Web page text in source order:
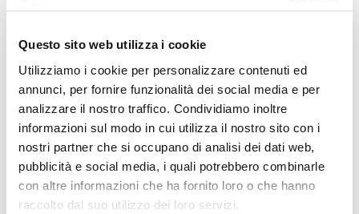
Questo sito web utilizza i cookie
Utilizziamo i cookie per personalizzare contenuti ed
annunci, per fornire funzionalità dei social media e per
analizzare il nostro traffico. Condividiamo inoltre
informazioni sul modo in cui utilizza il nostro sito con i
nostri partner che si occupano di analisi dei dati web,
pubblicità e social media, i quali potrebbero combinarle
con altre informazioni che ha fornito loro o che hanno
raccolto dal suo utilizzo dei loro servizi.
rivolto agli idonei dell'Elenco di cui all'Art. 3 bis del D.L. 80/2021, a
per i volontari delle Forze Armate (rif. 2022-129)
Richiesta di supporto ed informazioni
FAQ Concorsi e Selezioni
Hai bisogno di aiuto? Leggi le nostre FAQ. Se non trovi quello che
cerchi, contattaci compilando il form di richiesta di supporto